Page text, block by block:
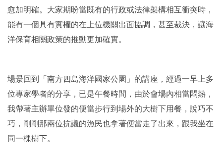
愈加明確。大家期盼當既有的行政或法律架構相互衝突時，
能有一個具有實權的在上位機關出面協調，甚至裁決，讓海
洋保育相關政策的推動更加確實。
場景回到「南方四島海洋國家公園」的講座，經過一早上多
位專家學者的分享，已是午餐時間，由於會場內相當悶熱，
我帶著主辦單位發的便當步行到場外的大樹下用餐，說巧不
巧，剛剛那兩位抗議的漁民也拿著便當走了出來，跟我坐在
同一棵樹下。